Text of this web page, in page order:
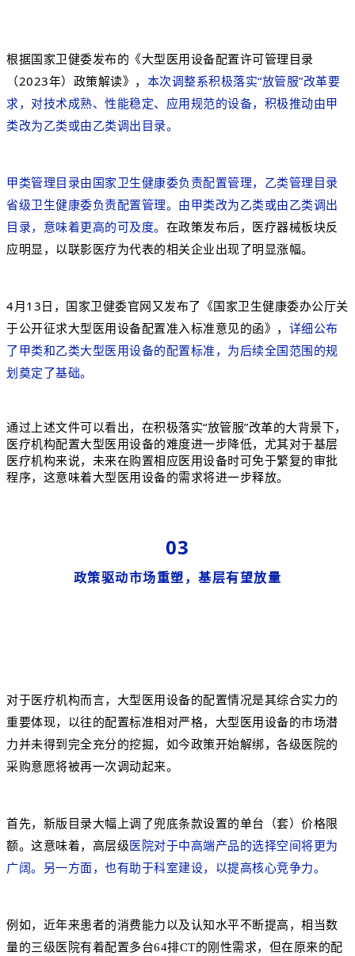
根据国家卫健委发布的《大型医用设备配置许可管理目录
（2023年）政策解读》， 本次调整系积极落实“放管服”改革要
求，对技术成熟、性能稳定、应用规范的设备，积极推动由甲
类改为乙类或由乙类调出目录。
甲类管理目录由国家卫生健康委负责配置管理，乙类管理目录
省级卫生健康委负责配置管理。由甲类改为乙类或由乙类调出
目录，意味着更高的可及度。 在政策发布后，医疗器械板块反
应明显，以联影医疗为代表的相关企业出现了明显涨幅。
4月13日，国家卫健委官网又发布了《国家卫生健康委办公厅关
于公开征求大型医用设备配置准入标准意见的函》， 详细公布
了甲类和乙类大型医用设备的配置标准，为后续全国范围的规
划奠定了基础。
通过上述文件可以看出，在积极落实“放管服”改革的大背景下，
医疗机构配置大型医用设备的难度进一步降低，尤其对于基层
医疗机构来说，
未来在购置相应医用设备时可免于繁复的审批
程序，这意味着大型医用设备的需求将进一步释放。
03
政策驱动市场重塑，基层有望放量
对于医疗机构而言，大型医用设备的配置情况是其综合实力的
重要体现，以往的配置标准相对严格， 大型医用设备的市场潜
力并未得到完全充分的挖掘，如今政策开始解绑，各级医院的
采购意愿将被再一次调动起来。
首先，新版目录大幅上调了兜底条款设置的单台（套）价格限
额。这意味着，高层级 医院对于中高端产品的选择空间将更为
广阔。另一方面，也有助于科室建设，以提高核心竞争力。
例如，近年来患者的消费能力以及认知水平不断提高，相当数
量的三级医院有着配置多台64排CT的刚性需求，但在原来的配